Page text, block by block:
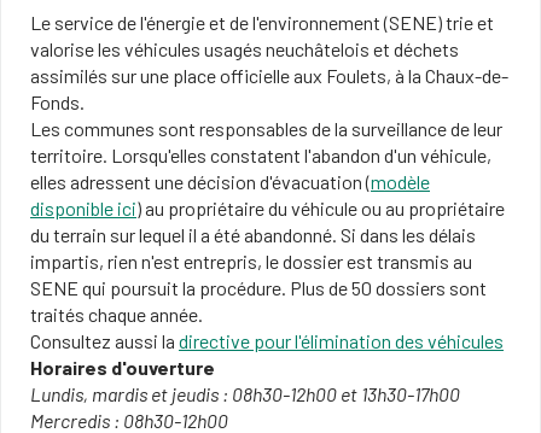
Le service de l'énergie et de l'environnement (SENE) trie et
valorise les véhicules usagés neuchâtelois et déchets
assimilés sur une place officielle aux Foulets, à la Chaux-de-
Fonds.
Les communes sont responsables de la surveillance de leur
territoire. Lorsqu'elles constatent l'abandon d'un véhicule,
elles adressent une décision d'évacuation (modèle
disponible ici) ​au propriétaire du véhicule ou au propriétaire
du terrain sur lequel il a été abandonné. Si dans les délais
impartis, rien n'est entrepris, le dossier est transmis au
SENE qui poursuit la procédure. Plus de 50 dossiers sont
traités chaque année.
Consultez aussi la directive pour l'élimination des véhicules
Horaires d'ouverture
Lundis, mardis et jeudis :​​ 08h30-12h00 et 13h30-17h00
Mercredis : 08h30-12h00